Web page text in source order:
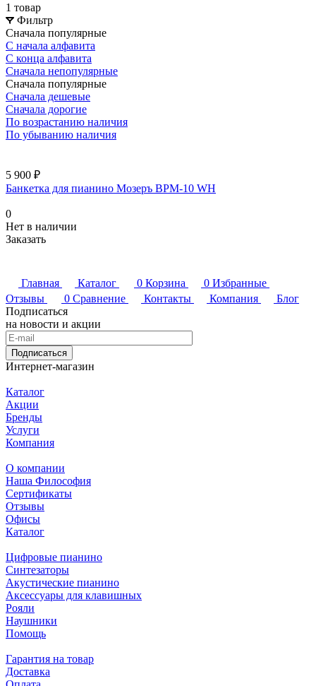
1 товар
Фильтр
Сначала популярные
С начала алфавита
С конца алфавита
Сначала непопулярные
Сначала популярные
Сначала дешевые
Сначала дорогие
По возрастанию наличия
По убыванию наличия
5 900 ₽
Банкетка для пианино Мозеръ BPM-10 WH
0
Нет в наличии
Заказать
Главная Каталог 0 Корзина 0 Избранные
Отзывы
0 Сравнение Контакты Компания
Блог
Подписаться
на новости и акции
Подписаться
Интернет-магазин
Каталог
Акции
Бренды
Услуги
Компания
О компании
Наша Философия
Сертификаты
Отзывы
Офисы
Каталог
Цифровые пианино
Синтезаторы
Акустические пианино
Аксессуары для клавишных
Рояли
Наушники
Помощь
Гарантия на товар
Доставка